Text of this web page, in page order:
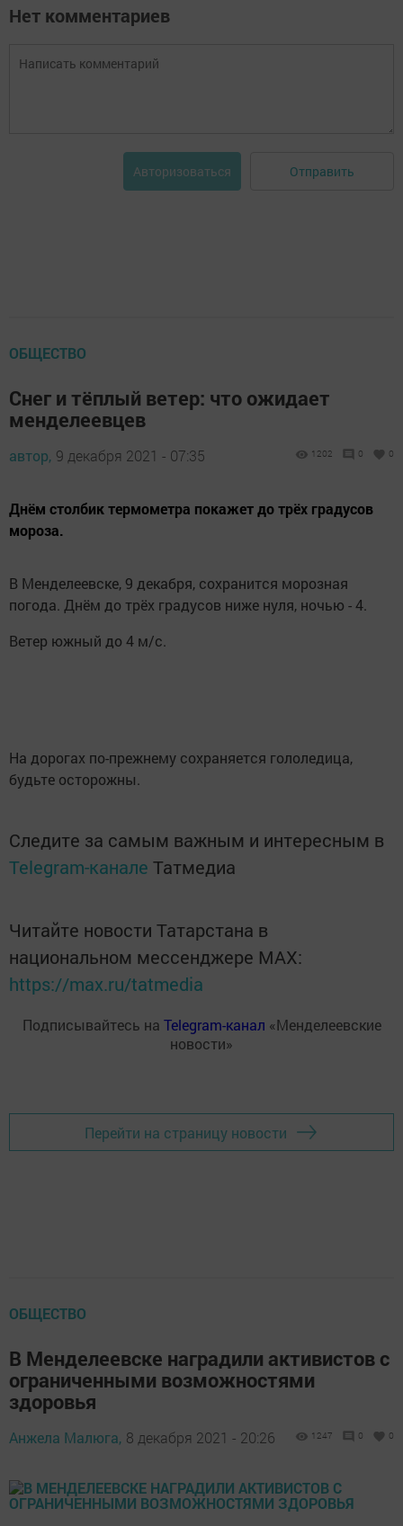
Нет комментариев
Авторизоваться Отправить
ОБЩЕСТВО
Снег и тёплый ветер: что ожидает
менделеевцев
автор, 9 декабря 2021 - 07:35 1202 0 0
Днём столбик термометра покажет до трёх градусов
мороза.
В Менделеевске, 9 декабря, сохранится морозная
погода. Днём до трёх градусов ниже нуля, ночью - 4.
Ветер южный до 4 м/с.
На дорогах по-прежнему сохраняется гололедица,
будьте осторожны.
Следите за самым важным и интересным в
Telegram-канале Татмедиа
Читайте новости Татарстана в
национальном мессенджере MАХ:
https://max.ru/tatmedia
Подписывайтесь на Telegram-канал «Менделеевские
новости»
Перейти на страницу новости
ОБЩЕСТВО
В Менделеевске наградили активистов с
ограниченными возможностями
здоровья
Анжела Малюга, 8 декабря 2021 - 20:26 1247 0 0